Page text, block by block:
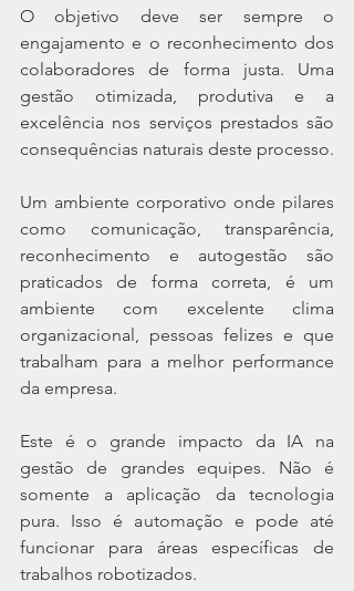
O objetivo deve ser sempre o
engajamento e o reconhecimento dos
colaboradores de forma justa. Uma
gestão otimizada, produtiva e a
excelência nos serviços prestados são
consequências naturais deste processo.
Um ambiente corporativo onde pilares
como comunicação, transparência,
reconhecimento e autogestão são
praticados de forma correta, é um
ambiente com excelente clima
organizacional, pessoas felizes e que
trabalham para a melhor performance
da empresa.
Este é o grande impacto da IA na
gestão de grandes equipes. Não é
somente a aplicação da tecnologia
pura. Isso é automação e pode até
funcionar para áreas específicas de
trabalhos robotizados.